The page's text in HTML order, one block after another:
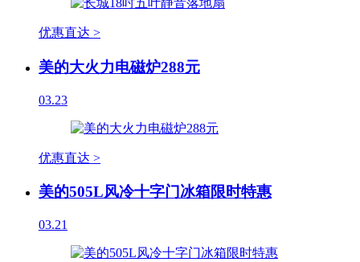
优惠直达 >
美的大火力电磁炉288元
03.23
优惠直达 >
美的505L风冷十字门冰箱限时特惠
03.21